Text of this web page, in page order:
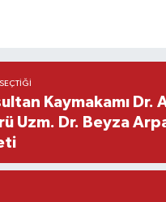
Kaymakamı Dr.
Uzm. Dr. Beyza